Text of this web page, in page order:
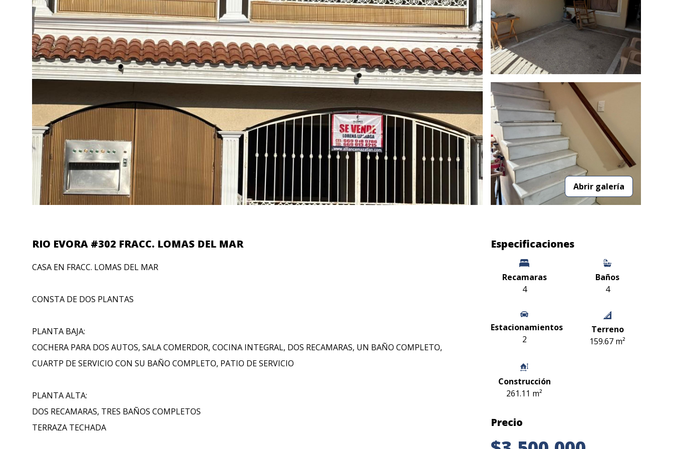
Abrir galería
RIO EVORA #302 FRACC. LOMAS DEL MAR
CASA EN FRACC. LOMAS DEL MAR
CONSTA DE DOS PLANTAS
PLANTA BAJA:
COCHERA PARA DOS AUTOS, SALA COMERDOR, COCINA INTEGRAL, DOS RECAMARAS, UN BAÑO COMPLETO,
CUARTP DE SERVICIO CON SU BAÑO COMPLETO, PATIO DE SERVICIO
PLANTA ALTA:
DOS RECAMARAS, TRES BAÑOS COMPLETOS
TERRAZA TECHADA
Especificaciones
Recamaras
4
Baños
4
Estacionamientos
2
Terreno
159.67 m²
Construcción
261.11 m²
Precio